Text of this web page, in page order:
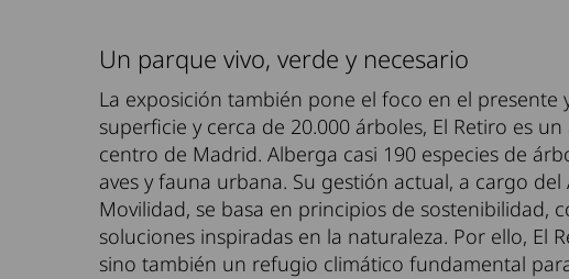
Un parque vivo, verde y necesario
La exposición también pone el foco en el
superficie y cerca de 20.000 árboles, El Retiro es
centro de Madrid. Alberga casi 190 especies de
aves y fauna urbana. Su gestión actual, a cargo
Movilidad, se basa en principios de sostenibilidad,
soluciones inspiradas en la naturaleza. Por ello, El
sino también un refugio climático fundamental